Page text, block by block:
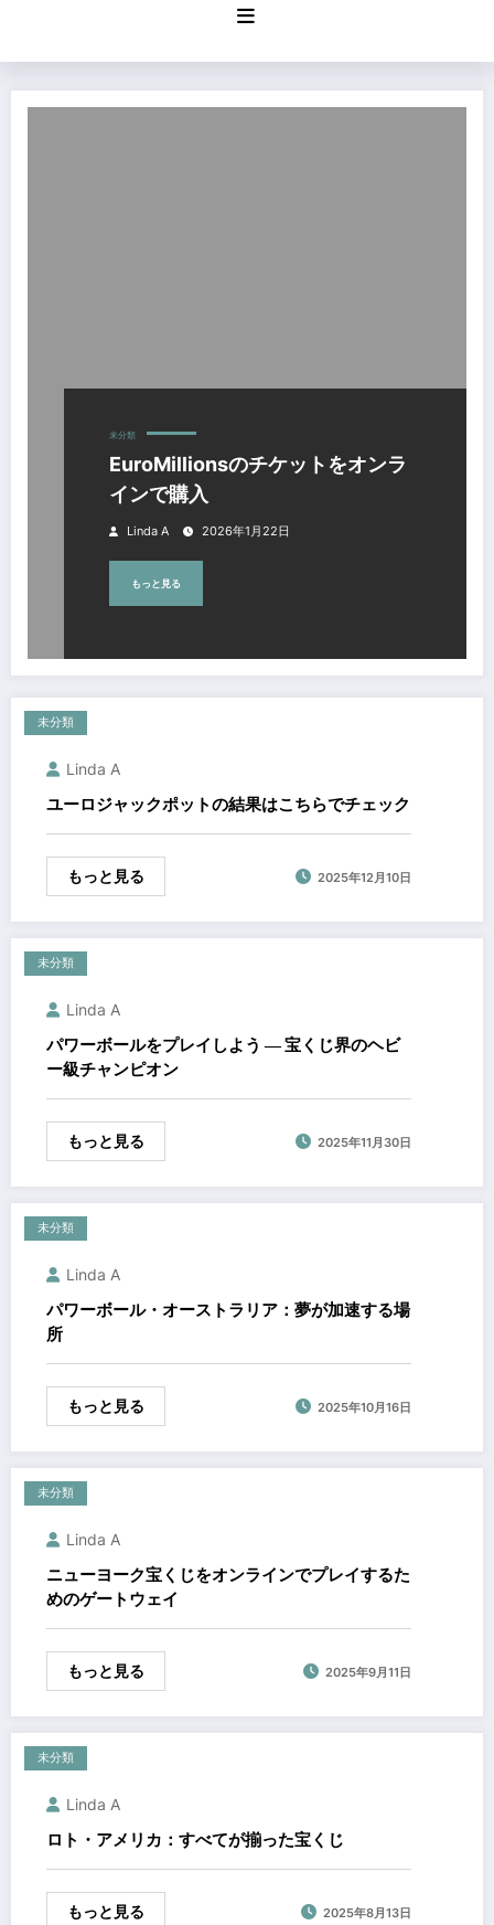
ツ
未分類
EuroMillionsのチケットをオンラ
インで購入
Linda A 2026年1月22日
もっと見る
未分類
Linda A
ユーロジャックポットの結果はこちらでチェック
もっと見る 2025年12月10日
未分類
Linda A
パワーボールをプレイしよう ― 宝くじ界のヘビ
ー級チャンピオン
もっと見る 2025年11月30日
未分類
Linda A
パワーボール・オーストラリア：夢が加速する場
所
もっと見る 2025年10月16日
未分類
Linda A
ニューヨーク宝くじをオンラインでプレイするた
めのゲートウェイ
もっと見る 2025年9月11日
未分類
Linda A
ロト・アメリカ：すべてが揃った宝くじ
もっと見る 2025年8月13日